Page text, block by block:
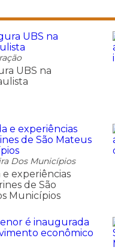
UBS na
Dos Municípios
experiências
de São
Municípios